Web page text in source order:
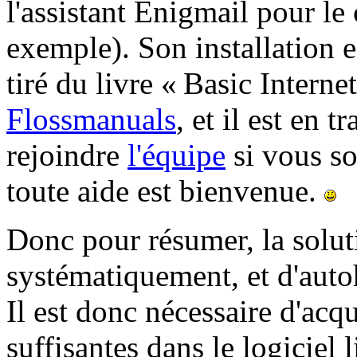
l'assistant Enigmail pour
exemple). Son installation
tiré du livre « Basic
Flossmanuals, et il est en
rejoindre l'équipe si vous
toute aide est bienvenue.
Donc pour résumer, la
systématiquement, et
Il est donc nécessaire
suffisantes dans le logiciel